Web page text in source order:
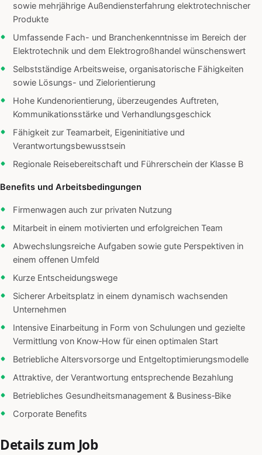
sowie mehrjährige Außendiensterfahrung elektrotechnischer
Produkte
Umfassende Fach- und Branchenkenntnisse im Bereich der
Elektrotechnik und dem Elektrogroßhandel wünschenswert
Selbstständige Arbeitsweise, organisatorische Fähigkeiten
sowie Lösungs- und Zielorientierung
Hohe Kundenorientierung, überzeugendes Auftreten,
Kommunikationsstärke und Verhandlungsgeschick
Fähigkeit zur Teamarbeit, Eigeninitiative und
Verantwortungsbewusstsein
Regionale Reisebereitschaft und Führerschein der Klasse B
Benefits und Arbeitsbedingungen
Firmenwagen auch zur privaten Nutzung
Mitarbeit in einem motivierten und erfolgreichen Team
Abwechslungsreiche Aufgaben sowie gute Perspektiven in
einem offenen Umfeld
Kurze Entscheidungswege
Sicherer Arbeitsplatz in einem dynamisch wachsenden
Unternehmen
Intensive Einarbeitung in Form von Schulungen und gezielte
Vermittlung von Know‑How für einen optimalen Start
Betriebliche Altersvorsorge und Entgeltoptimierungsmodelle
Attraktive, der Verantwortung entsprechende Bezahlung
Betriebliches Gesundheitsmanagement & Business‑Bike
Corporate Benefits
Details zum Job